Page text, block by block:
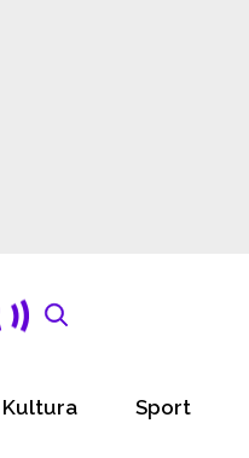
Kultura Sport